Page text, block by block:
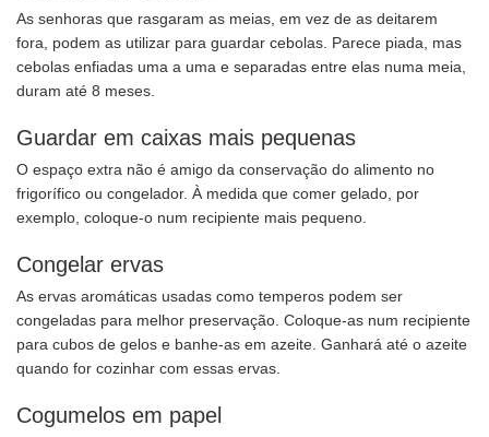
As senhoras que rasgaram as meias, em vez de as deitarem
fora, podem as utilizar para guardar cebolas. Parece piada, mas
cebolas enfiadas uma a uma e separadas entre elas numa meia,
duram até 8 meses.
Guardar em caixas mais pequenas
O espaço extra não é amigo da conservação do alimento no
frigorífico ou congelador. À medida que comer gelado, por
exemplo, coloque-o num recipiente mais pequeno.
Congelar ervas
As ervas aromáticas usadas como temperos podem ser
congeladas para melhor preservação. Coloque-as num recipiente
para cubos de gelos e banhe-as em azeite. Ganhará até o azeite
quando for cozinhar com essas ervas.
Cogumelos em papel